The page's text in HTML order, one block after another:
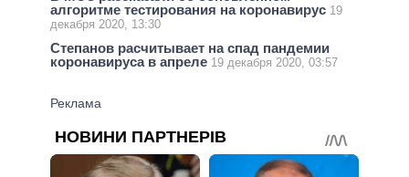
алгоритме тестирования на коронавирус 19
декабря 2020, 13:30
Степанов расчитывает на спад пандемии
коронавируса в апреле 19 декабря 2020, 03:57